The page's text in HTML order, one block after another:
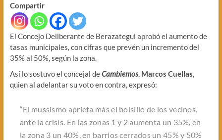
Compartir
El Concejo Deliberante de Berazategui aprobó el aumento de
tasas municipales, con cifras que prevén un incremento del
35% al 50%, según la zona.
Así lo sostuvo el concejal deCambiemos, Marcos Cuellas,
quien al adelantar su voto en contra, expresó:
“El mussismo aprieta más el bolsillo de los vecinos,
ante la crisis. En las zonas 1 y 2 aumenta un 35%, en
la zona 3 un 40%, en barrios cerrados un 45% y 50%